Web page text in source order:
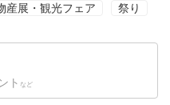
産展・観光フェア 祭り
ト など